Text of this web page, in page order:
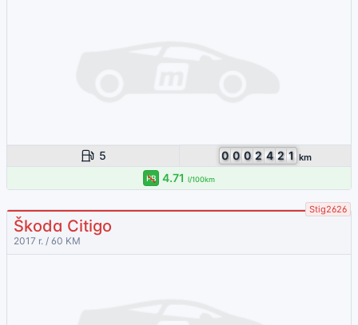
5 0 0 0 2 4 2 1 km
PB 4.71 l/100km
Stig2626
Škoda Citigo
2017 r. / 60 KM